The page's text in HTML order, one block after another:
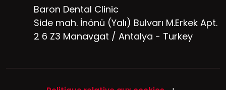
Baron Dental Clinic
Side mah. İnönü (Yalı) Bulvarı M.Erkek Apt.
2 6 Z3 Manavgat / Antalya - Turkey